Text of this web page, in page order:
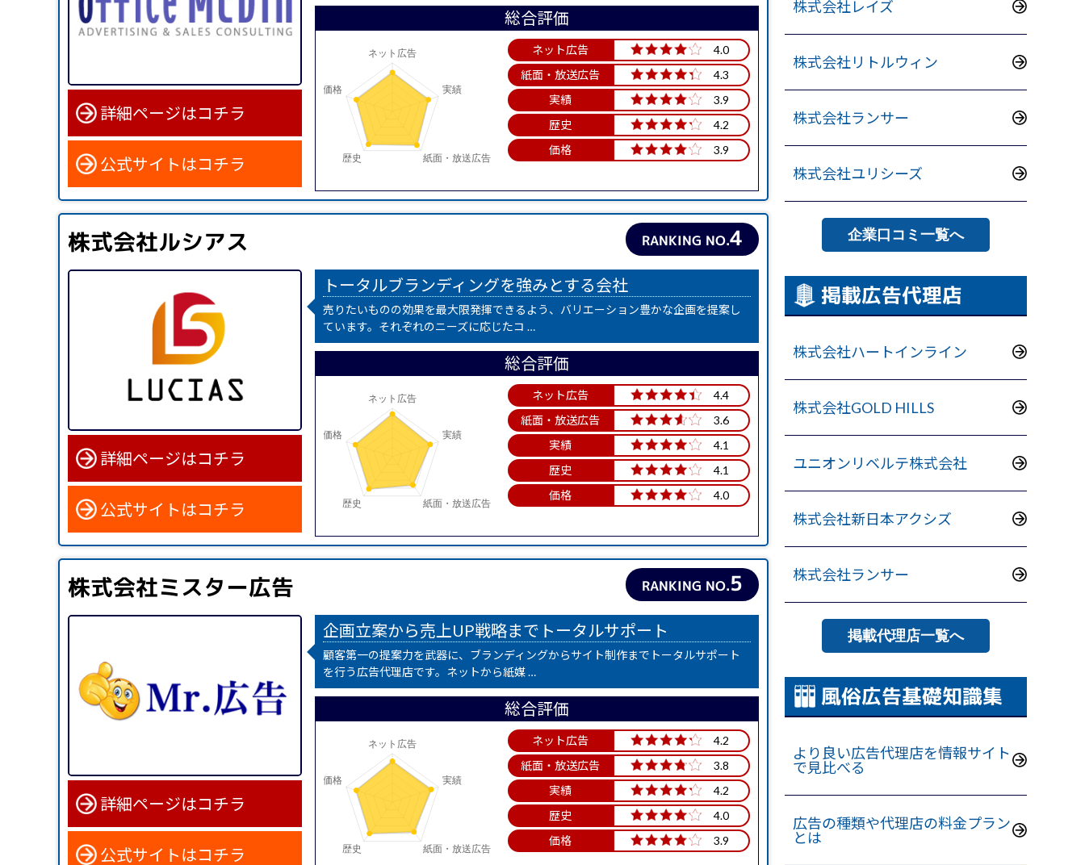
詳細ページはコチラ
公式サイトはコチラ
総合評価
ネット広告
4.0
紙面・放送広告
4.3
実績
3.9
歴史
4.2
価格
3.9
株式会社ルシアス RANKING NO.4
詳細ページはコチラ
公式サイトはコチラ
トータルブランディングを強みとする会社
売りたいものの効果を最大限発揮できるよう、バリエーション豊かな企画を提案し
ています。それぞれのニーズに応じたコ …
総合評価
ネット広告
4.4
紙面・放送広告
3.6
実績
4.1
歴史
4.1
価格
4.0
株式会社ミスター広告 RANKING NO.5
詳細ページはコチラ
公式サイトはコチラ
企画立案から売上UP戦略までトータルサポート
顧客第一の提案力を武器に、ブランディングからサイト制作までトータルサポート
を行う広告代理店です。ネットから紙媒 …
総合評価
ネット広告
4.2
紙面・放送広告
3.8
実績
4.2
歴史
4.0
価格
3.9
株式会社レイズ
株式会社リトルウィン
株式会社ランサー
株式会社ユリシーズ
企業口コミ一覧へ
掲載広告代理店
株式会社ハートインライン
株式会社GOLD HILLS
ユニオンリベルテ株式会社
株式会社新日本アクシズ
株式会社ランサー
掲載代理店一覧へ
風俗広告基礎知識集
より良い広告代理店を情報サイト
で見比べる
広告の種類や代理店の料金プラン
とは